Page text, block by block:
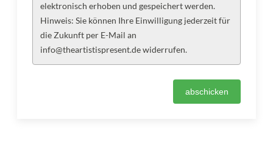
elektronisch erhoben und gespeichert werden.
Hinweis: Sie können Ihre Einwilligung jederzeit für
die Zukunft per E-Mail an
info@theartistispresent.de widerrufen.